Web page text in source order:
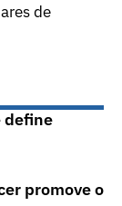
de
define
promove o